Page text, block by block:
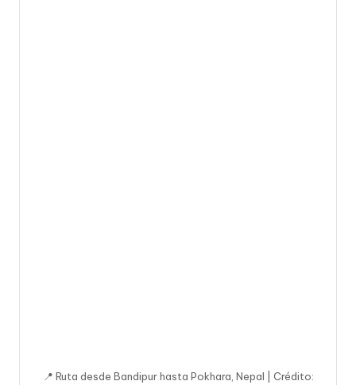
📍 Ruta desde Bandipur hasta Pokhara, Nepal | Crédito: